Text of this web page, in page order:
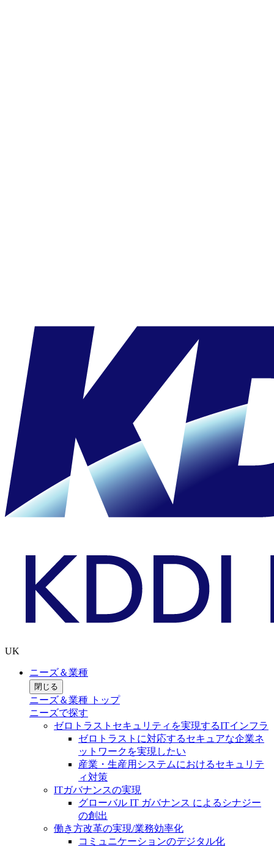
UK
ニーズ＆業種
閉じる
ニーズ＆業種 トップ
ニーズで探す
ゼロトラストセキュリティを実現するITインフラ
ゼロトラストに対応するセキュアな企業ネ
ットワークを実現したい
産業・生産用システムにおけるセキュリテ
ィ対策
ITガバナンスの実現
グローバル IT ガバナンス によるシナジー
の創出
働き方改革の実現/業務効率化
コミュニケーションのデジタル化